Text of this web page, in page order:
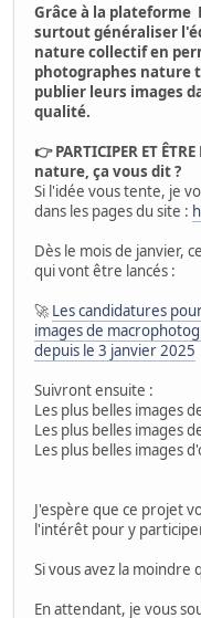
Grâce à la
surtout généraliser
nature collectif en
photographes nature
publier leurs images
qualité.
👉 PARTICIPER ET
nature, ça vous dit ?
Si l'idée vous tente, je
dans les pages du site :
Dès le mois de janvier,
qui vont être lancés :
🚀Les candidatures
images de
depuis le 3 janvier 2025
Suivront ensuite :
Les plus belles images
Les plus belles images
Les plus belles images
J'espère que ce projet
l'intérêt pour y
Si vous avez la moindre
En attendant, je vous